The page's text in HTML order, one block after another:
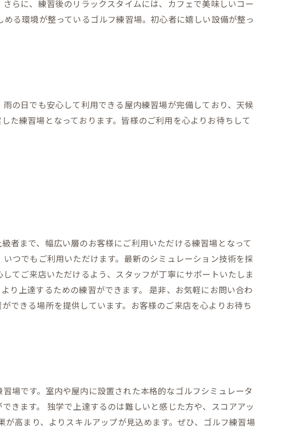
らに、練習後のリラックスタイムには、カフェで美味しいコー
る環境が整っているゴルフ練習場。初心者に嬉しい設備が整っ
の日でも安心して利用できる屋内練習場が完備しており、天候
た練習場となっております。皆様のご利用を心よりお待ちして
者まで、幅広い層のお客様にご利用いただける練習場となって
つでもご利用いただけます。最新のシミュレーション技術を採
てご来店いただけるよう、スタッフが丁寧にサポートいたしま
り上達するための練習ができます。 是非、お気軽にお問い合わ
できる場所を提供しています。お客様のご来店を心よりお待ち
場です。室内や屋内に設置された本格的なゴルフシミュレータ
きます。 独学で上達するのは難しいと感じた方や、スコアアッ
高まり、よりスキルアップが見込めます。ぜひ、ゴルフ練習場